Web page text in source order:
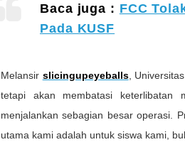
Baca juga : FCC
Pada KUSF
Melansir slicingupeyeballs,
tetapi akan membatasi keterlibatan
menjalankan sebagian besar operasi.
utama kami adalah untuk siswa kami,